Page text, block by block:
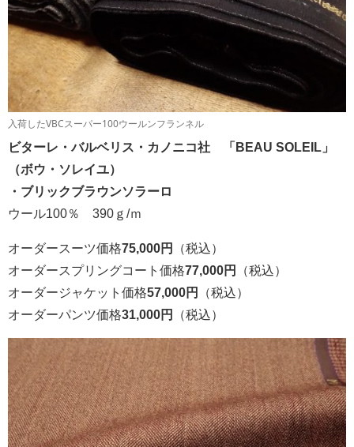
入荷したVBCスーパー100ウールンフランネル
ビターレ・バルベリス・カノニコ社 「BEAU SOLEIL」
（ボウ・ソレイユ）
・ブリックブラウンソラーロ
ウール100％ 390ｇ/ｍ
オーダースーツ価格75,000円
（税込）
オーダースプリングコート価格77,000円
（税込）
オーダージャケット価格57,000円
（税込）
オーダーパンツ価格31,000円 （税込）